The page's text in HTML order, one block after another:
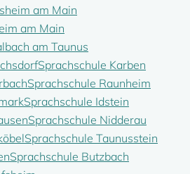
am Main
am Main
am Taunus
Sprachschule Karben
Sprachschule Raunheim
Sprachschule Idstein
Sprachschule Nidderau
Sprachschule Taunusstein
Sprachschule Butzbach